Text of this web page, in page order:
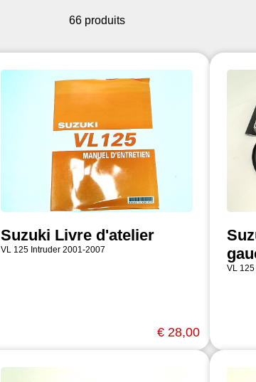
66 produits
Suzuki Livre d'atelier
VL 125 Intruder 2001-2007
€ 28,00
VL